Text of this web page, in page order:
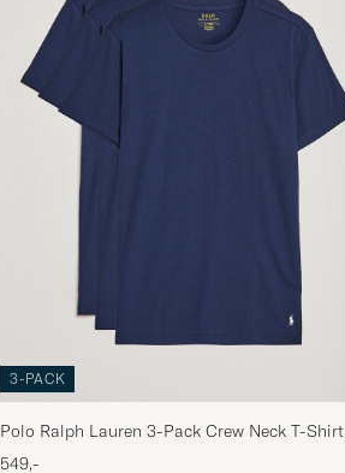
3-PACK
Polo Ralph Lauren 3-Pack Crew Neck T-Shirt
Navy
549,-